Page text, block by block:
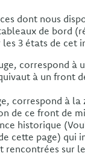
dont nous
de bord
3 états de cet
correspond à
à un front
correspond à
de ce front de
historique
cette page) qui
rencontrées sur